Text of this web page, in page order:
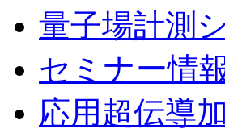
量子場計測
セミナー情
応用超伝導